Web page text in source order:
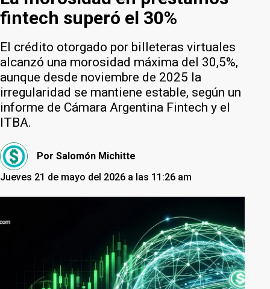
fintech superó el 30%
El crédito otorgado por billeteras virtuales
alcanzó una morosidad máxima del 30,5%,
aunque desde noviembre de 2025 la
irregularidad se mantiene estable, según un
informe de Cámara Argentina Fintech y el
ITBA.
Por Salomón Michitte
Jueves 21 de mayo del 2026 a las 11:26 am